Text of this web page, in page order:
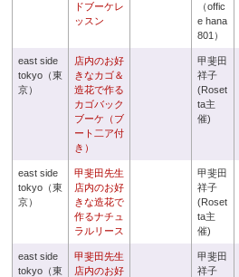
ドブーケレ
ッスン
（offic
e hana
801）
east side
tokyo（東
京）
店内のお好
きなカゴ＆
造花で作る
カゴバック
ブーケ（ブ
ート二ア付
き）
甲斐田
祥子
(Roset
ta主
催)
east side
tokyo（東
京）
甲斐田先生
店内のお好
きな造花で
作るナチュ
ラルリース
甲斐田
祥子
(Roset
ta主
催)
east side
tokyo（東
甲斐田先生
店内のお好
甲斐田
祥子